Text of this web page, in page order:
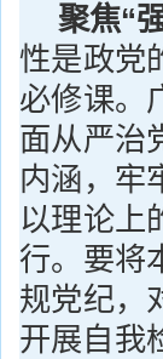
聚焦“
性是政党
必修课。
面从严治
内涵，牢
以理论上
行。要将
规党纪，
开展自我